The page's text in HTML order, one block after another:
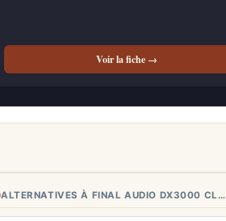
Voir la fiche →
ALTERNATIVES À FINAL AUDIO DX3000 CL…